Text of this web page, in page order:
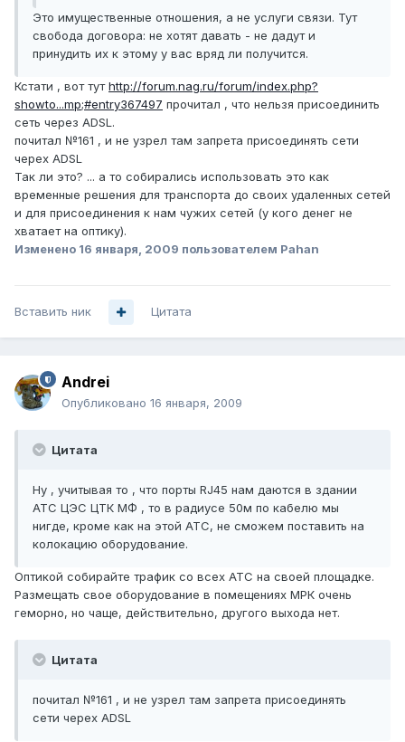
Это имущественные отношения, а не услуги связи. Тут
свобода договора: не хотят давать - не дадут и
принудить их к этому у вас вряд ли получится.
Кстати , вот тутhttp://forum.nag.ru/forum/index.php?
showto...mp;#entry367497 прочитал , что нельзя присоединить
сеть через ADSL.
почитал №161 , и не узрел там запрета присоединять сети
черех ADSL
Так ли это? ... а то собирались использовать это как
временные решения для транспорта до своих удаленных сетей
и для присоединения к нам чужих сетей (у кого денег не
хватает на оптику).
Изменено 16 января, 2009 пользователем Pahan
Вставить ник Цитата
Andrei
Опубликовано 16 января, 2009
Цитата
Ну , учитывая то , что порты RJ45 нам даются в здании
АТС ЦЭС ЦТК МФ , то в радиусе 50м по кабелю мы
нигде, кроме как на этой АТС, не сможем поставить на
колокацию оборудование.
Оптикой собирайте трафик со всех АТС на своей площадке.
Размещать свое оборудование в помещениях МРК очень
геморно, но чаще, действительно, другого выхода нет.
Цитата
почитал №161 , и не узрел там запрета присоединять
сети черех ADSL